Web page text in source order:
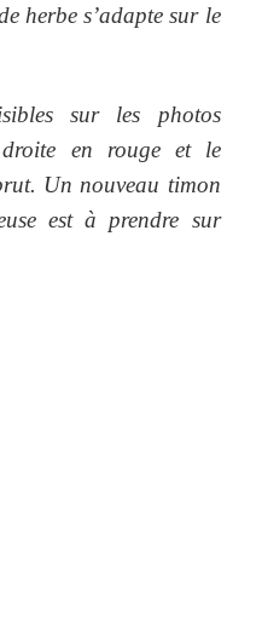
herbe s’adapte sur le
sur les photos
droite en rouge et le
Un nouveau timon
est à prendre sur